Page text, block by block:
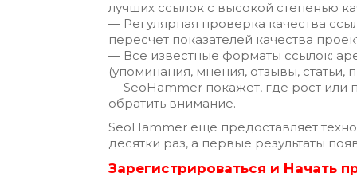
лучших ссылок с высокой степенью
— Регулярная проверка качества
пересчет показателей качества
— Все известные форматы ссылок:
(упоминания, мнения, отзывы, статьи,
— SeoHammer покажет, где рост или
обратить внимание.
SeoHammer еще предоставляет
десятки раз, а первые результаты
Зарегистрироваться и Начать